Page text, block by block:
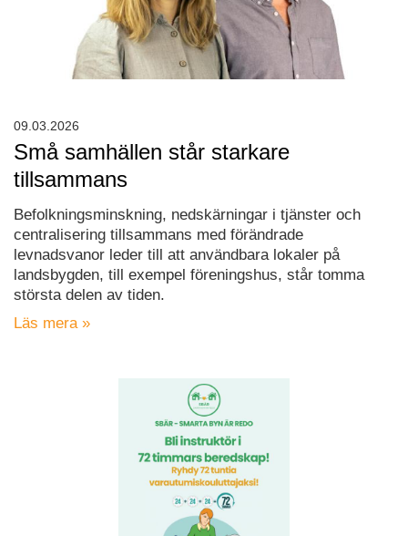
Små samhällen står starkare
tillsammans
Befolkningsminskning, nedskärningar i tjänster och
centralisering tillsammans med förändrade
levnadsvanor leder till att användbara lokaler på
landsbygden, till exempel föreningshus, står tomma
största delen av tiden.
Läs mera »
09.03.2026